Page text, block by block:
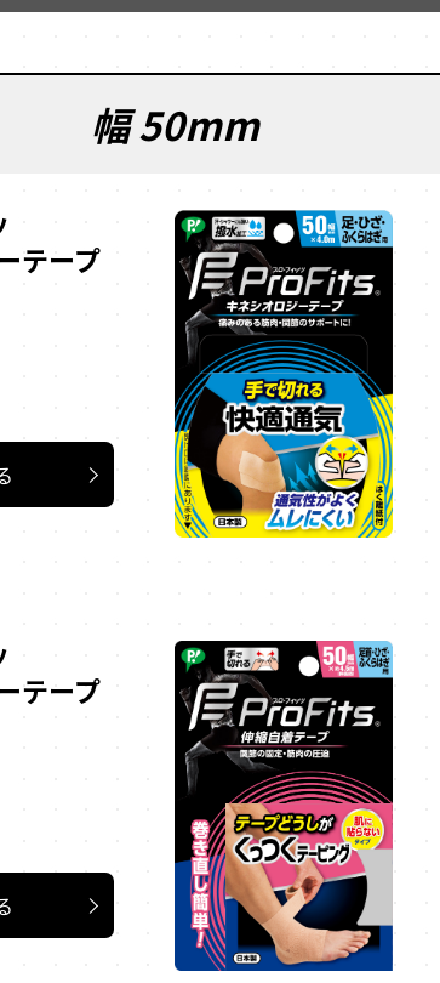
幅 50mm
テープ
テープ